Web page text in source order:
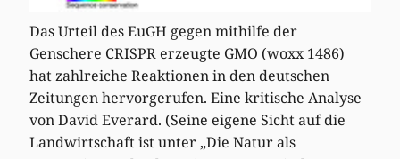
Das Urteil des EuGH gegen mithilfe der
Genschere CRISPR erzeugte GMO (woxx 1486)
hat zahlreiche Reaktionen in den deutschen
Zeitungen hervorgerufen. Eine kritische Analyse
von David Everard. (Seine eigene Sicht auf die
Landwirtschaft ist unter „Die Natur als